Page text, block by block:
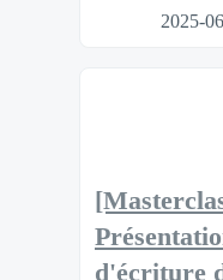
2025-
d'écriture